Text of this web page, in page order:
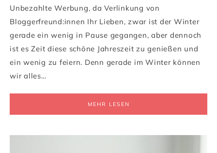
Unbezahlte Werbung, da Verlinkung von
Bloggerfreund:innen Ihr Lieben, zwar ist der Winter
gerade ein wenig in Pause gegangen, aber dennoch
ist es Zeit diese schöne Jahreszeit zu genießen und
ein wenig zu feiern. Denn gerade im Winter können
wir alles…
MEHR LESEN